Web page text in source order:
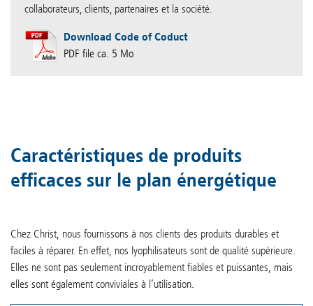
collaborateurs, clients, partenaires et la société.
Download Code of Coduct
PDF file ca. 5 Mo
Caractéristiques de produits
efficaces sur le plan énergétique
Chez Christ, nous fournissons à nos clients des produits durables et
faciles à réparer. En effet, nos lyophilisateurs sont de qualité supérieure.
Elles ne sont pas seulement incroyablement fiables et puissantes, mais
elles sont également conviviales à l’utilisation.